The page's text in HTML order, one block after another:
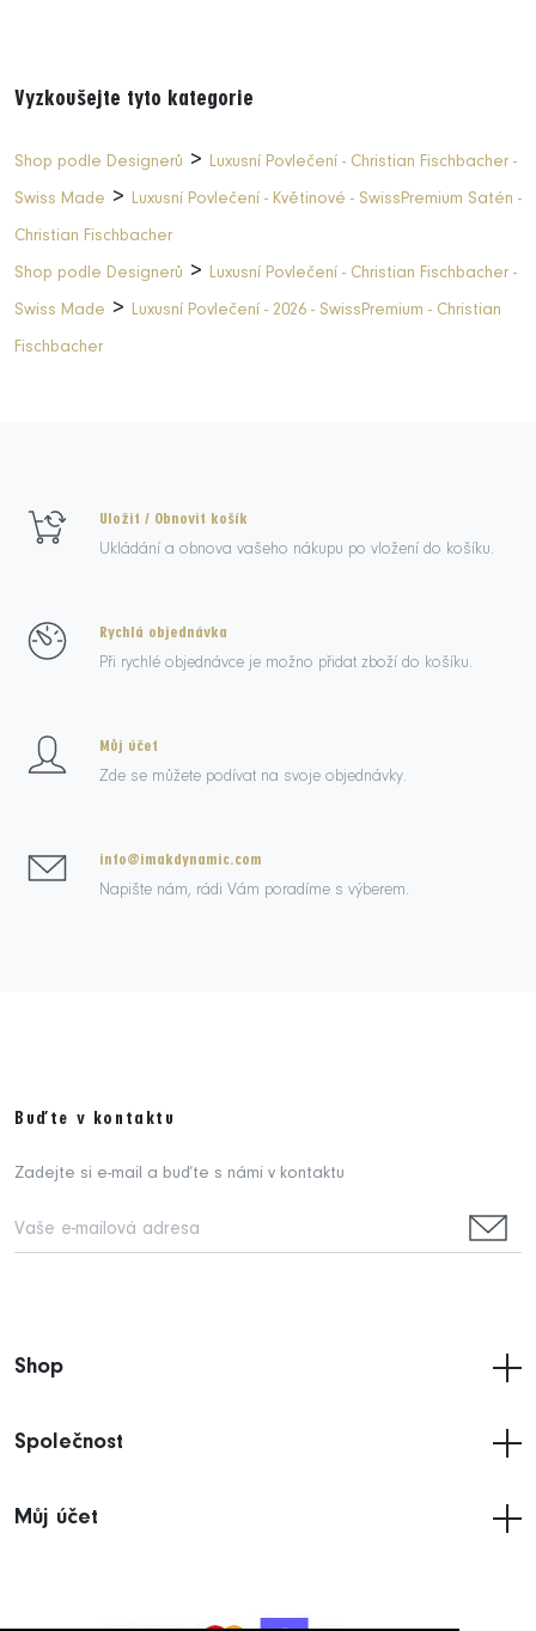
Vyzkoušejte tyto kategorie
Shop podle Designerů > Luxusní Povlečení - Christian Fischbacher -
Swiss Made > Luxusní Povlečení - Květinové - SwissPremium Satén -
Christian Fischbacher
Shop podle Designerů > Luxusní Povlečení - Christian Fischbacher -
Swiss Made > Luxusní Povlečení - 2026 - SwissPremium - Christian
Fischbacher
Uložit / Obnovit košík
Ukládání a obnova vašeho nákupu po vložení do košíku.
Rychlá objednávka
Při rychlé objednávce je možno přidat zboží do košíku.
Můj účet
Zde se můžete podívat na svoje objednávky.
info@imakdynamic.com
Napište nám, rádi Vám poradíme s výberem.
Buďte v kontaktu
Zadejte si e-mail a buďte s námi v kontaktu
Shop
Společnost
Můj účet